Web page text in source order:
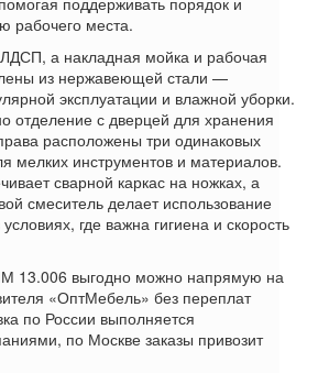
рабочего места.
а накладная мойка и рабочая
из нержавеющей стали —
эксплуатации и влажной уборки.
отделение с дверцей для хранения
расположены три одинаковых
мелких инструментов и материалов.
сварной каркас на ножках, а
смеситель делает использование
где важна гигиена и скорость
13.006 выгодно можно напрямую на
«ОптМебель» без переплат
по России выполняется
по Москве заказы привозит